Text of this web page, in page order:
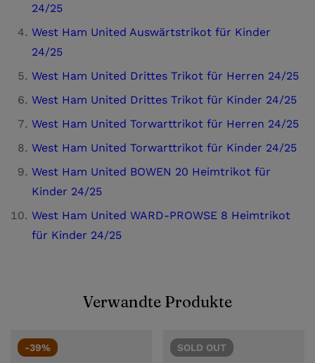
24/25
West Ham United Auswärtstrikot für Kinder
24/25
West Ham United Drittes Trikot für Herren 24/25
West Ham United Drittes Trikot für Kinder 24/25
West Ham United Torwarttrikot für Herren 24/25
West Ham United Torwarttrikot für Kinder 24/25
West Ham United BOWEN 20 Heimtrikot für
Kinder 24/25
West Ham United WARD-PROWSE 8 Heimtrikot
für Kinder 24/25
Verwandte Produkte
-39% SOLD OUT